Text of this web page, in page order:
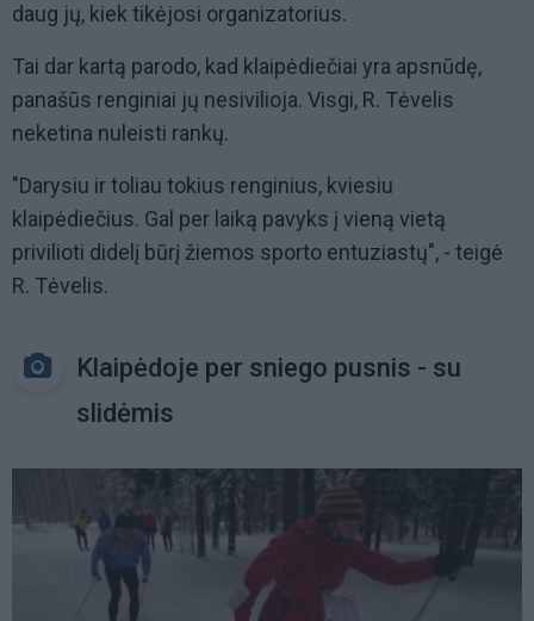
daug jų, kiek tikėjosi organizatorius.
Tai dar kartą parodo, kad klaipėdiečiai yra apsnūdę,
panašūs renginiai jų nesivilioja. Visgi, R. Tėvelis
neketina nuleisti rankų.
"Darysiu ir toliau tokius renginius, kviesiu
klaipėdiečius. Gal per laiką pavyks į vieną vietą
privilioti didelį būrį žiemos sporto entuziastų", - teigė
R. Tėvelis.
Klaipėdoje per sniego pusnis - su
slidėmis